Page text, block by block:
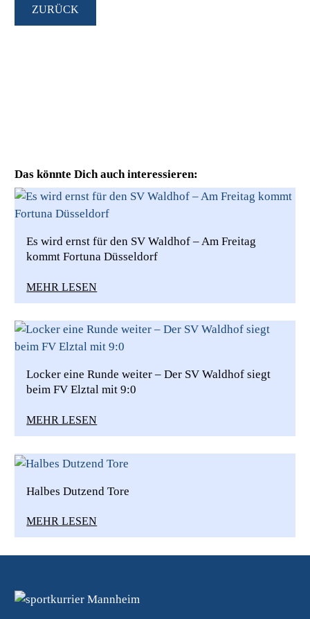
ZURÜCK
Das könnte Dich auch interessieren:
Es wird ernst für den SV Waldhof – Am Freitag
kommt Fortuna Düsseldorf
MEHR LESEN
Locker eine Runde weiter – Der SV Waldhof siegt
beim FV Elztal mit 9:0
MEHR LESEN
Halbes Dutzend Tore
MEHR LESEN